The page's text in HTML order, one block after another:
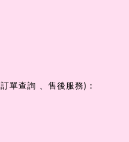
訂單查詢 、售後服務)：